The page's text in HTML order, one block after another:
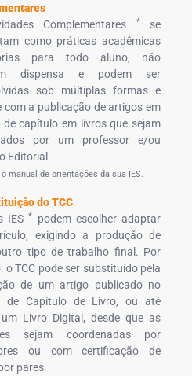
Complementares
*se
como práticas acadêmicas
para todo aluno, não
dispensa e podem ser
sob múltiplas formas e
com a publicação de artigos em
capítulo em livros que sejam
por um professor e/ou
Editorial.
manual de orientações da sua IES.
do TCC
IES*
podem escolher adaptar
exigindo a produção de
tipo de trabalho final. Por
o TCC pode ser substituído pela
de um artigo publicado no
de Capítulo de Livro, ou até
Livro Digital, desde que as
sejam coordenadas por
ou com certificação de
pares.